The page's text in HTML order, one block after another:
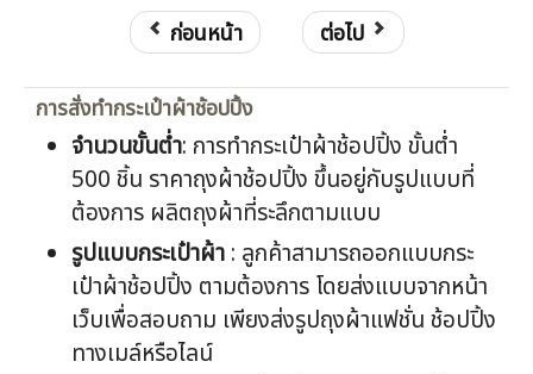
ก่อนหน้า ต่อไป
การสั่งทำกระเป๋าผ้าช้อปปิ้ง
จำนวนขั้นต่ำ: การทำกระเป๋าผ้าช้อปปิ้ง ขั้นต่ำ
500 ชิ้น ราคาถุงผ้าช้อปปิ้ง ขึ้นอยู่กับรูปแบบที่
ต้องการ ผลิตถุงผ้าที่ระลึกตามแบบ
รูปแบบกระเป๋าผ้า : ลูกค้าสามารถออกแบบกระ
เป๋าผ้าช้อปปิ้ง ตามต้องการ โดยส่งแบบจากหน้า
เว็บเพื่อสอบถาม เพียงส่งรูปถุงผ้าแฟชั่น ช้อปปิ้ง
ทางเมล์หรือไลน์